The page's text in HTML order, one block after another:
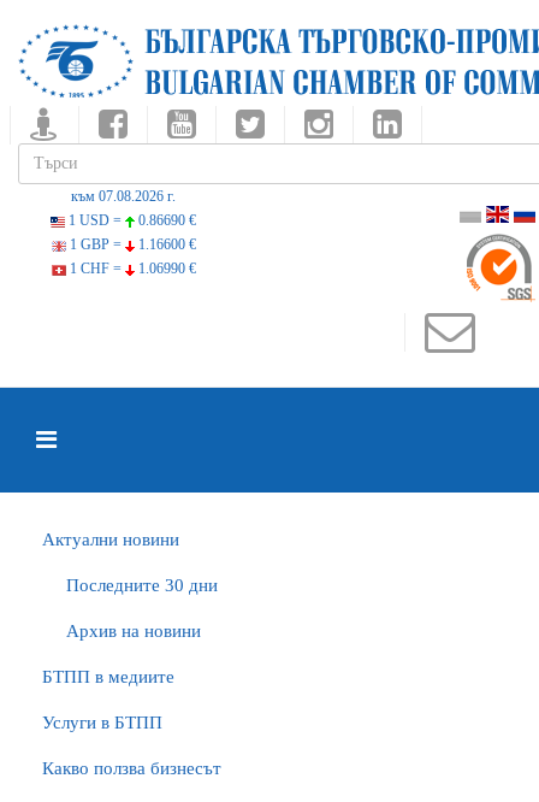
към 07.08.2026 г.
1 USD =
0.86690 €
1 GBP =
1.16600 €
1 CHF =
1.06990 €
Актуални новини
Последните 30 дни
Архив на новини
БTПП в медиите
Услуги в БТПП
Какво ползва бизнесът